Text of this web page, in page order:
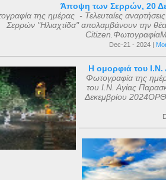
Άποψη των Σερρών, 20
της ημέρας - Τελευταίες
Σερρών "Ηλιαχτίδα" απολαμβάνουν την
Dec-21 - 2024 |
Η ομορφιά του
Φωτογραφία της
του Ι.Ν. Αγίας
Δεκεμβρίου